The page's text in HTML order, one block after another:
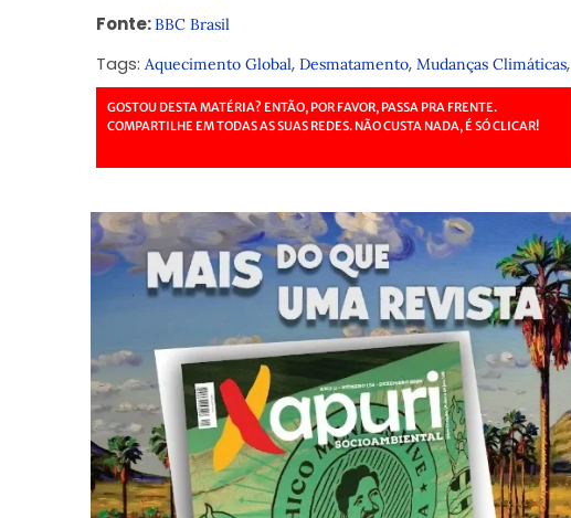
Fonte:BBC Brasil
Tags: Aquecimento Global, Desmatamento, Mudanças Climáticas,
GOSTOU DESTA MATÉRIA? ENTÃO, POR FAVOR, PASSA PRA FRENTE.
COMPARTILHE EM TODAS AS SUAS REDES. NÃO CUSTA NADA, É SÓ CLICAR!